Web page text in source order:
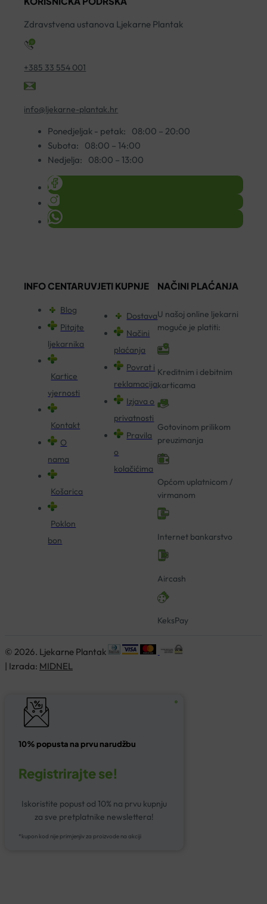
Zdravstvena ustanova Ljekarne Plantak
+385 33 554 001
info@ljekarne-plantak.hr
Ponedjeljak - petak:
08:00 – 20:00
Subota:
08:00 – 14:00
Nedjelja:
08:00 – 13:00
INFO CENTAR
Blog
Pitajte
ljekarnika
Kartice
vjernosti
Kontakt
O
nama
Košarica
Poklon
bon
UVJETI KUPNJE
Dostava
Načini
plaćanja
Povrat i
reklamacija
Izjava o
privatnosti
Pravila
o
kolačićima
NAČINI PLAĆANJA
U našoj online ljekarni
moguće je platiti:
Kreditnim i debitnim
karticama
Gotovinom prilikom
preuzimanja
Općom uplatnicom /
virmanom
Internet bankarstvo
Aircash
KeksPay
© 2026. Ljekarne Plantak
| Izrada: MIDNEL
10% popusta na prvu narudžbu
Registrirajte se!
Iskoristite popust od 10% na prvu kupnju
za sve pretplatnike newslettera!
*kupon kod nije primjenjiv za proizvode na akciji